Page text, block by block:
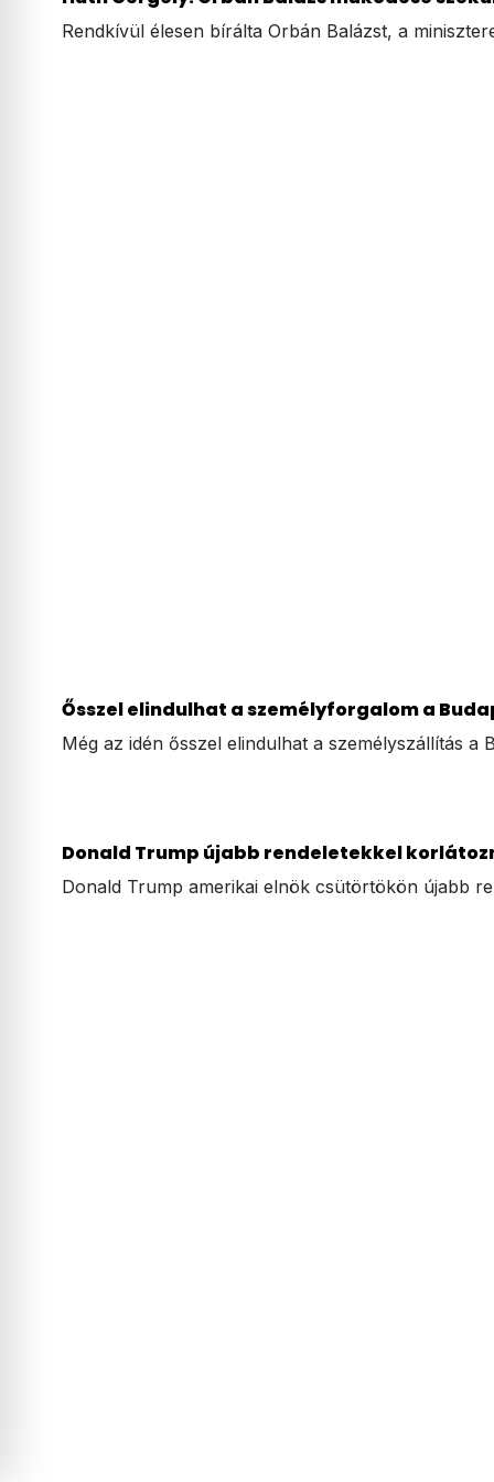
Rendkívül élesen bírálta Orbán Balázst, a
Ősszel elindulhat a személyforgalom a
Még az idén ősszel elindulhat a személyszállítás a
Donald Trump újabb rendeletekkel
Donald Trump amerikai elnök csütörtökön újabb